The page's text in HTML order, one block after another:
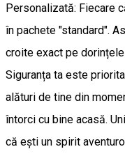
Personalizată: Fiecare
în pachete "standard".
croite exact pe
Siguranța ta este
alături de tine din
întorci cu bine acasă.
că ești un spirit